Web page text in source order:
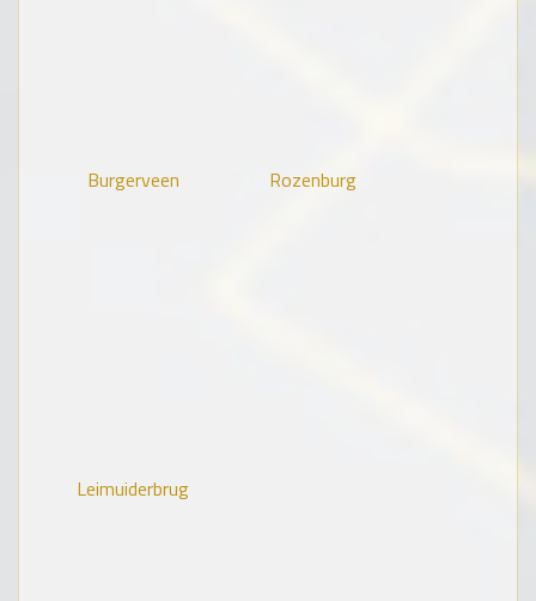
Burgerveen Rozenburg
Leimuiderbrug